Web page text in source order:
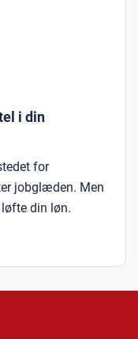
i din
for
jobglæden. Men
din løn.